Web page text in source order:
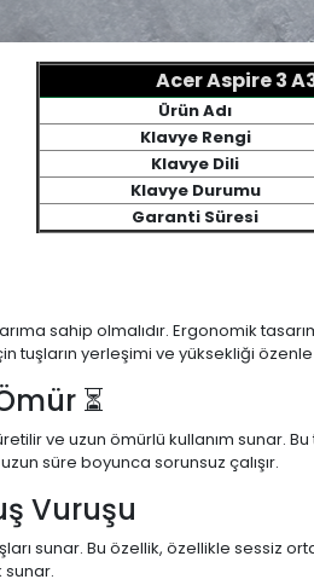
Acer Aspire 3
Ürün Adı
Klavye Rengi
Klavye Dili
Klavye Durumu
Garanti Süresi
sahip olmalıdır. Ergonomik
tuşların yerleşimi ve yüksekliği özenle
⏳
ve uzun ömürlü kullanım sunar.
süre boyunca sorunsuz çalışır.
Vuruşu
sunar. Bu özellik, özellikle sessiz
sunar.